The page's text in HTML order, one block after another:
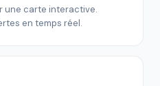
une carte interactive.
en temps réel.